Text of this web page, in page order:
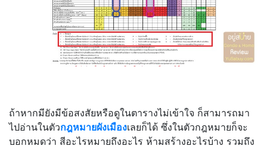
ถ้าหากมียังมีข้อสงสัยหรือดูในตารางไม่เข้าใจ ก็สามารถมา
ไปอ่านในตัวกฎหมายผังเมืองเลยก็ได้ ซึ่งในตัวกฎหมายก็จะ
บอกหมดว่า สีอะไรหมายถึงอะไร ห้ามสร้างอะไรบ้าง รวมถึง